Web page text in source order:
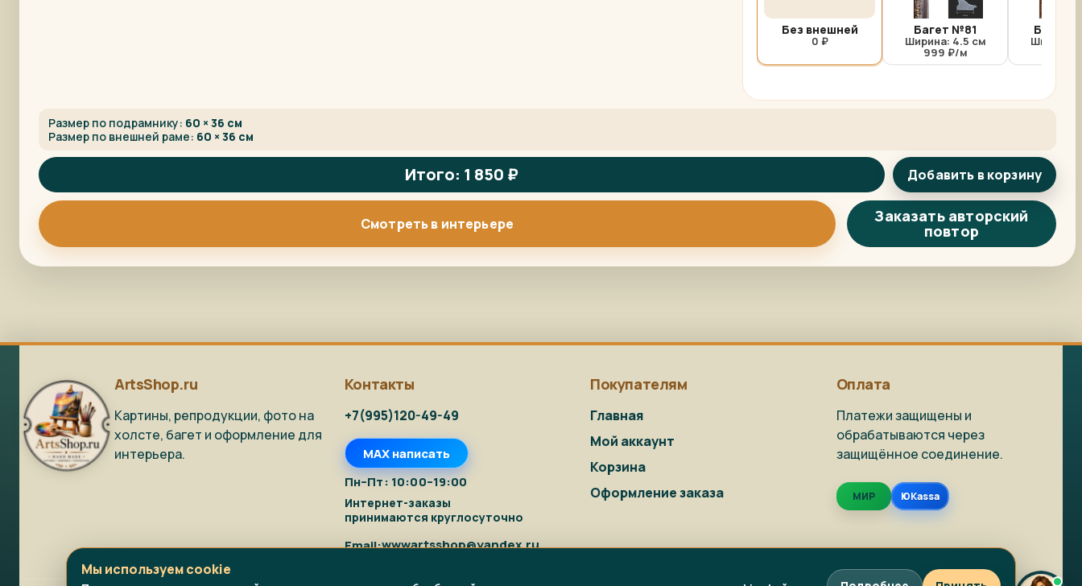
Без внешней
0 ₽
Багет №81
Ширина: 4.5 см
999 ₽/м
Багет
Ширина:
Размер по подрамнику: 60 × 36 см
Размер по внешней раме: 60 × 36 см
Итого: 1 850 ₽ Добавить в корзину
Смотреть в интерьере Заказать авторский
повтор
ArtsShop.ru
Картины, репродукции, фото на
холсте, багет и оформление для
интерьера.
Контакты
+7(995)120-49-49
MAX написать
Пн–Пт: 10:00–19:00
Интернет-заказы
принимаются круглосуточно
Email:wwwartsshop@yandex.ru
Покупателям
Главная
Мой аккаунт
Корзина
Оформление заказа
Оплата
Платежи защищены и
обрабатываются через
защищённое соединение.
МИР ЮKassa
Арт-помощница
ArtsShop.ru
Фото на холсте
Написать в MAX
Мы используем cookie